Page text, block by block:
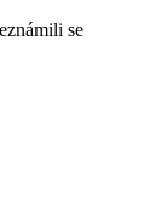
se